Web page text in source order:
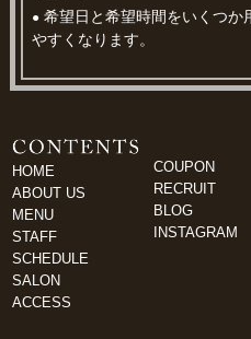
● 希望日と希望時間をいくつか
やすくなります。
HOME
ABOUT US
MENU
STAFF
SCHEDULE
SALON
ACCESS
COUPON
RECRUIT
BLOG
INSTAGRAM